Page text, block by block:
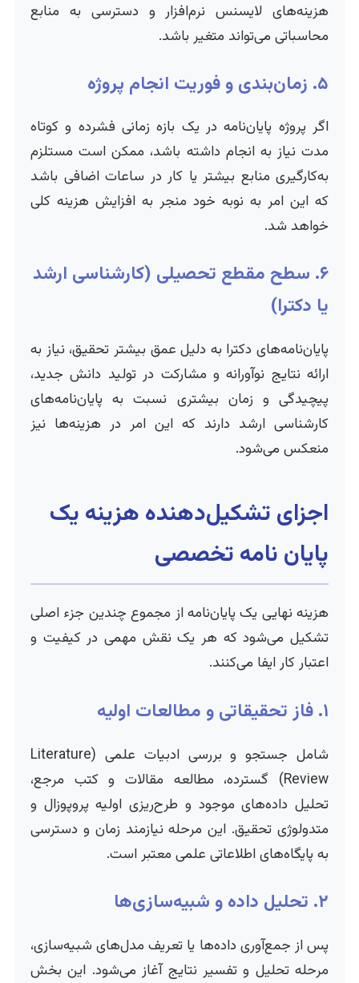
هزینه‌های لایسنس نرم‌افزار و دسترسی به منابع
محاسباتی می‌تواند متغیر باشد.
۵. زمان‌بندی و فوریت انجام پروژه
اگر پروژه پایان‌نامه در یک بازه زمانی فشرده و کوتاه
مدت نیاز به انجام داشته باشد، ممکن است مستلزم
به‌کارگیری منابع بیشتر یا کار در ساعات اضافی باشد
که این امر به نوبه خود منجر به افزایش هزینه کلی
خواهد شد.
۶. سطح مقطع تحصیلی (کارشناسی ارشد
یا دکترا)
پایان‌نامه‌های دکترا به دلیل عمق بیشتر تحقیق، نیاز به
ارائه نتایج نوآورانه و مشارکت در تولید دانش جدید،
پیچیدگی و زمان بیشتری نسبت به پایان‌نامه‌های
کارشناسی ارشد دارند که این امر در هزینه‌ها نیز
منعکس می‌شود.
اجزای تشکیل‌دهنده هزینه یک
پایان نامه تخصصی
هزینه نهایی یک پایان‌نامه از مجموع چندین جزء اصلی
تشکیل می‌شود که هر یک نقش مهمی در کیفیت و
اعتبار کار ایفا می‌کنند.
۱. فاز تحقیقاتی و مطالعات اولیه
شامل جستجو و بررسی ادبیات علمی (Literature
Review) گسترده، مطالعه مقالات و کتب مرجع،
تحلیل داده‌های موجود و طرح‌ریزی اولیه پروپوزال و
متدولوژی تحقیق. این مرحله نیازمند زمان و دسترسی
به پایگاه‌های اطلاعاتی علمی معتبر است.
۲. تحلیل داده و شبیه‌سازی‌ها
پس از جمع‌آوری داده‌ها یا تعریف مدل‌های شبیه‌سازی،
مرحله تحلیل و تفسیر نتایج آغاز می‌شود. این بخش